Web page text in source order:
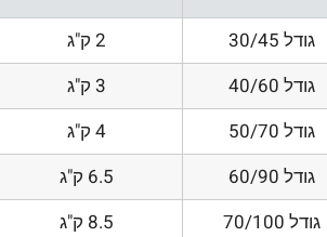
גודל 30/45 2 ק"ג
גודל 40/60
3 ק"ג
גודל 50/70
4 ק"ג
גודל 60/90
6.5 ק"ג
גודל 70/100
8.5 ק"ג